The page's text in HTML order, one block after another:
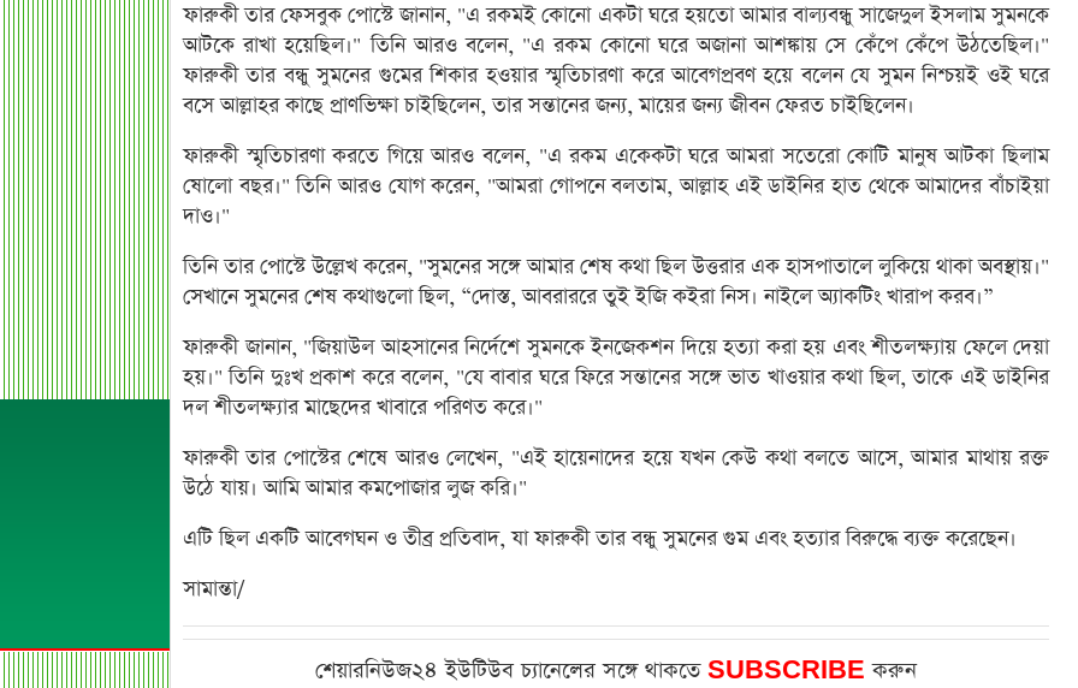
ফারুকী তার ফেসবুক পোস্টে জানান, "এ রকমই কোনো একটা ঘরে হয়তো আমার বাল্যবন্ধু সাজেদুল ইসলাম সুমনকে
আটকে রাখা হয়েছিল।" তিনি আরও বলেন, "এ রকম কোনো ঘরে অজানা আশঙ্কায় সে কেঁপে কেঁপে উঠতেছিল।"
ফারুকী তার বন্ধু সুমনের গুমের শিকার হওয়ার স্মৃতিচারণা করে আবেগপ্রবণ হয়ে বলেন যে সুমন নিশ্চয়ই ওই ঘরে
বসে আল্লাহর কাছে প্রাণভিক্ষা চাইছিলেন, তার সন্তানের জন্য, মায়ের জন্য জীবন ফেরত চাইছিলেন।
ফারুকী স্মৃতিচারণা করতে গিয়ে আরও বলেন, "এ রকম একেকটা ঘরে আমরা সতেরো কোটি মানুষ আটকা ছিলাম
ষোলো বছর।" তিনি আরও যোগ করেন, "আমরা গোপনে বলতাম, আল্লাহ এই ডাইনির হাত থেকে আমাদের বাঁচাইয়া
দাও।"
তিনি তার পোস্টে উল্লেখ করেন, "সুমনের সঙ্গে আমার শেষ কথা ছিল উত্তরার এক হাসপাতালে লুকিয়ে থাকা অবস্থায়।"
সেখানে সুমনের শেষ কথাগুলো ছিল, “দোস্ত, আবরাররে তুই ইজি কইরা নিস। নাইলে অ্যাকটিং খারাপ করব।”
ফারুকী জানান, "জিয়াউল আহসানের নির্দেশে সুমনকে ইনজেকশন দিয়ে হত্যা করা হয় এবং শীতলক্ষ্যায় ফেলে দেয়া
হয়।" তিনি দুঃখ প্রকাশ করে বলেন, "যে বাবার ঘরে ফিরে সন্তানের সঙ্গে ভাত খাওয়ার কথা ছিল, তাকে এই ডাইনির
দল শীতলক্ষ্যার মাছেদের খাবারে পরিণত করে।"
ফারুকী তার পোস্টের শেষে আরও লেখেন, "এই হায়েনাদের হয়ে যখন কেউ কথা বলতে আসে, আমার মাথায় রক্ত
উঠে যায়। আমি আমার কমপোজার লুজ করি।"
এটি ছিল একটি আবেগঘন ও তীব্র প্রতিবাদ, যা ফারুকী তার বন্ধু সুমনের গুম এবং হত্যার বিরুদ্ধে ব্যক্ত করেছেন।
সামান্তা/
শেয়ারনিউজ২৪ ইউটিউব চ্যানেলের সঙ্গে থাকতে SUBSCRIBEকরুন